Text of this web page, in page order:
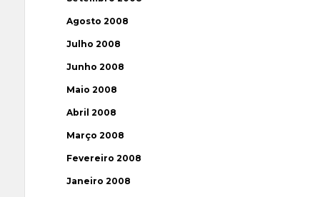
Agosto 2008
Julho 2008
Junho 2008
Maio 2008
Abril 2008
Março 2008
Fevereiro 2008
Janeiro 2008